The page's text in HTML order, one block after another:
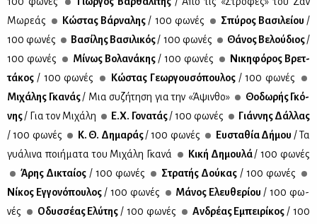
Μω­ρε­άς
Κώ­στας Βάρ­να­λης/ 100 φω­νές Σπύ­ρος Βα­σι­λεί­ου/
100 φω­νές
Βα­σί­λης Βα­σι­λι­κός/ 100 φω­νές Θά­νος Βε­λού­διος/
100 φω­νές
Μί­νως Βο­λα­νά­κης/ 100 φω­νές
Νι­κη­φό­ρος Βρετ­
τά­κος / 100 φω­νές Κώ­στας Γε­ωρ­γου­σό­που­λος / 100 φω­νές
Μι­χά­λης Γκα­νάς/ Μια συ­ζή­τη­ση για την «Άψιν­θο»
Θο­δω­ρής Γκό­
νης/ Για τον Μι­χά­λη Ε.Χ. Γο­να­τάς/ 100 φω­νές
Γιάν­νης Δάλ­λας
/ 100 φω­νές
Κ. Θ. Δη­μα­ράς/ 100 φω­νές Ευ­στα­θία Δή­μου / Τα
γυά­λι­να ποι­ή­μα­τα του Μι­χά­λη Γκα­νά
Κι­κή Δη­μου­λά/ 100 φω­νές
Άρης Δι­κταί­ος / 100 φω­νές Στρα­τής Δού­κας / 100 φω­νές
Νί­κος Εγ­γο­νό­που­λος/ 100 φω­νές Μά­νος Ελευ­θε­ρί­ου/ 100 φω­
νές
Οδυσ­σέ­ας Ελύ­της/ 100 φω­νές Αν­δρέ­ας Εμπει­ρί­κος/ 100